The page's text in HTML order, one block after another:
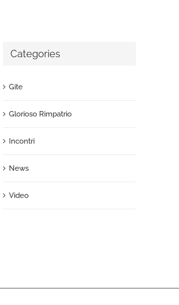
Categories
Gite
Glorioso Rimpatrio
Incontri
News
Video